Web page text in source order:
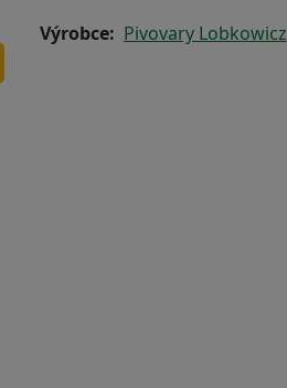
Výrobce Pivovary Lobkowicz